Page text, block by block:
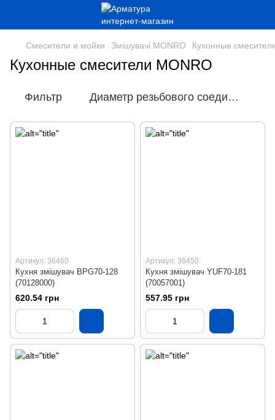
Смесители и мойки Змішувачі MONRO Кухонные
Кухонные смесители MONRO
Фильтр Диаметр резьбового соединения
Артикул: 36460
Кухня змішувач BPG70-128
(70128000)
620.54 грн
Артикул: 36450
Кухня змішувач YUF70-181
(70057001)
557.95 грн